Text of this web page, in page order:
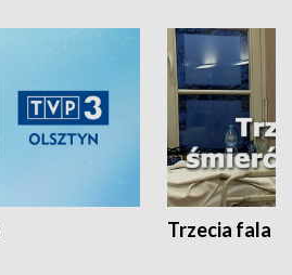
Trzecia fala -